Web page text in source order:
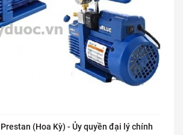
Prestan (Hoa Kỳ) - Ủy quyền đại lý chính